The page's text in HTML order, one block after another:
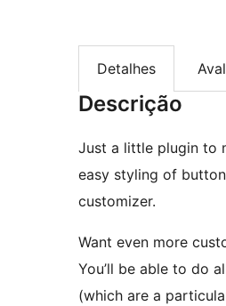
Detalhes
Descrição
Just a little plugin to
easy styling of
customizer.
Want even more
You’ll be able to do
(which are a